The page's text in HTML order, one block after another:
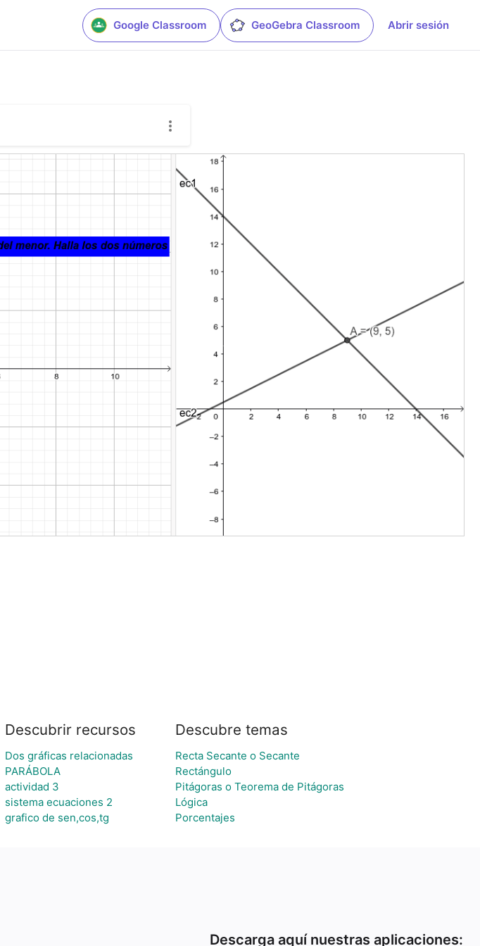
Google Classroom GeoGebra Classroom Abrir sesión
Descubrir recursos
Dos gráficas relacionadas
PARÁBOLA
actividad 3
sistema ecuaciones 2
grafico de sen,cos,tg
Descubre temas
Recta Secante o Secante
Rectángulo
Pitágoras o Teorema de Pitágoras
Lógica
Porcentajes
Descarga aquí nuestras aplicaciones: